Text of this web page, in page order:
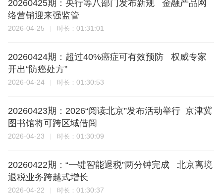
20260425期：央行等八部门发布新规 金融产品网
络营销迎来强监管
2026-04-25 时长： 01:31:01
20260424期：超过40%癌症可有效预防 权威专家
开出“防癌处方”
2026-04-24 时长： 01:30:53
20260423期：2026“阅读北京”发布活动举行 京津冀
图书馆将可跨区域借阅
2026-04-23 时长： 01:30:09
20260422期：“一键智能退税”两分钟完成 北京离境
退税业务跨越式增长
2026-04-22 时长： 01:30:37